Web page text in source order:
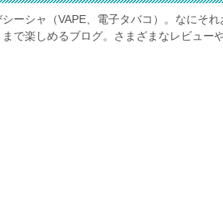
ーシャ（VAPE、電子タバコ）。なにそ
で楽しめるブログ。さまざまなレビュー